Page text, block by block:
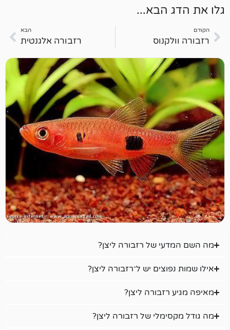
הבא...
רזבורה אלגנטית
של רזבורה ליצן?
יש ל־רזבורה ליצן?
ליצן?
של רזבורה ליצן?